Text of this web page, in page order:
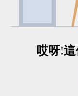
哎呀!